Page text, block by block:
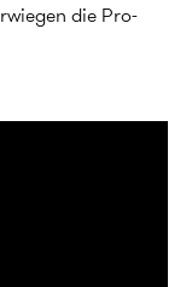
die Pro-